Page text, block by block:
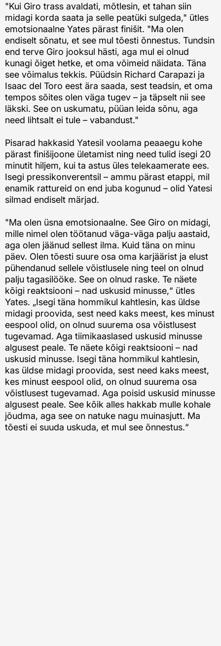
"Kui Giro trass avaldati, mõtlesin, et tahan siin
midagi korda saata ja selle peatüki sulgeda," ütles
emotsionaalne Yates pärast finišit. "Ma olen
endiselt sõnatu, et see mul tõesti õnnestus. Tundsin
end terve Giro jooksul hästi, aga mul ei olnud
kunagi õiget hetke, et oma võimeid näidata. Täna
see võimalus tekkis. Püüdsin Richard Carapazi ja
Isaac del Toro eest ära saada, sest teadsin, et oma
tempos sõites olen väga tugev – ja täpselt nii see
läkski. See on uskumatu, püüan leida sõnu, aga
need lihtsalt ei tule – vabandust."
Pisarad hakkasid Yatesil voolama peaaegu kohe
pärast finišijoone ületamist ning need tulid isegi 20
minutit hiljem, kui ta astus üles telekaamerate ees.
Isegi pressikonverentsil – ammu pärast etappi, mil
enamik rattureid on end juba kogunud – olid Yatesi
silmad endiselt märjad.
"Ma olen üsna emotsionaalne. See Giro on midagi,
mille nimel olen töötanud väga-väga palju aastaid,
aga olen jäänud sellest ilma. Kuid täna on minu
päev. Olen tõesti suure osa oma karjäärist ja elust
pühendanud sellele võistlusele ning teel on olnud
palju tagasilööke. See on olnud raske. Te näete
kõigi reaktsiooni – nad uskusid minusse,“ ütles
Yates. „Isegi täna hommikul kahtlesin, kas üldse
midagi proovida, sest need kaks meest, kes minust
eespool olid, on olnud suurema osa võistlusest
tugevamad. Aga tiimikaaslased uskusid minusse
algusest peale. Te näete kõigi reaktsiooni – nad
uskusid minusse. Isegi täna hommikul kahtlesin,
kas üldse midagi proovida, sest need kaks meest,
kes minust eespool olid, on olnud suurema osa
võistlusest tugevamad. Aga poisid uskusid minusse
algusest peale. See kõik alles hakkab mulle kohale
jõudma, aga see on natuke nagu muinasjutt. Ma
tõesti ei suuda uskuda, et mul see õnnestus.“